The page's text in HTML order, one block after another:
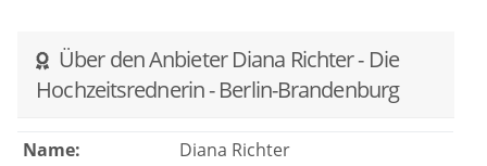
Über den Anbieter Diana Richter - Die
Hochzeitsrednerin - Berlin-Brandenburg
Name:
Diana Richter